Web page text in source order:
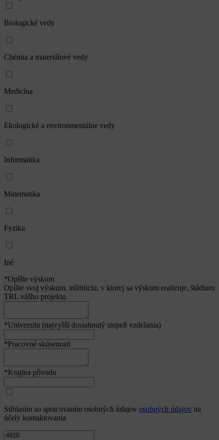
Biologické vedy
Chémia a materiálové vedy
Medicína
Ekologické a environmentálne vedy
Informatika
Matematika
Fyzika
Iné
*Opíšte výskum
Opíšte svoj výskum, inštitúciu, v ktorej sa výskum realizuje, štádium
TRL vášho projektu
*Univerzita (najvyšší dosiahnutý stupeň vzdelania)
*Pracovné skúsenosti
*Krajina pôvodu
Súhlasím so spracovaním osobných údajov osobných údajov na
účely kontaktovania